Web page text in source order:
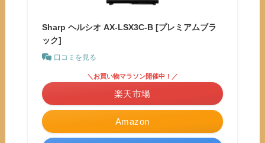
Sharp ヘルシオ AX-LSX3C-B [プレミアムブラ
ック]
口コミを見る
Amazon
＼お買い物マラソン開催中！／
楽天市場